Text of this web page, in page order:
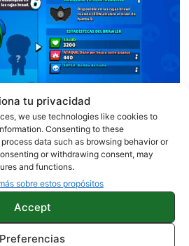
tu privacidad
we use technologies like cookies to
Consenting to these
data such as browsing behavior or
or withdrawing consent, may
and functions.
sobre estos propósitos
Accept
Preferencias